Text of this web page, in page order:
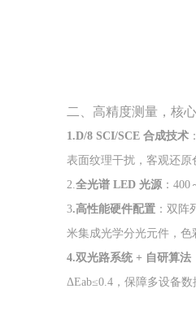
二、高精度测量，核
1.D/8 SCI/SCE 合成技术
表面纹理干扰，客观还原
2.全光谱 LED 光源：400
3.高性能硬件配置 ：双
米集成光学分光元件，色
4.双光路系统 + 自研算法
ΔEab≤0.4，保障多设备